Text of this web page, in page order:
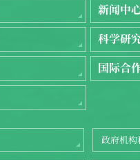
新闻中
科学研
国际合
政府机构